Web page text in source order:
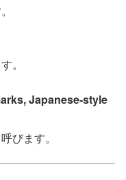
。
Japanese-style
びます。